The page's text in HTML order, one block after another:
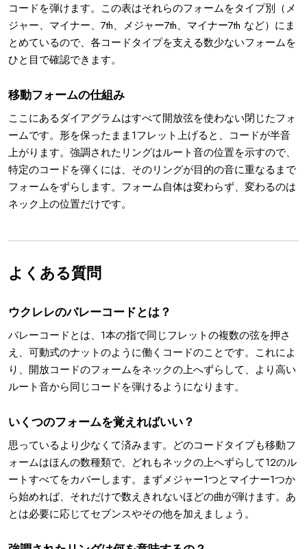
コードを弾けます。この表はそれらのフォームをタイプ別（メ
ジャー、マイナー、7th、メジャー7th、マイナー7th など）にま
とめているので、各コードタイプを支える数少ないフォームを
ひと目で確認できます。
移動フォームの仕組み
ここにあるダイアグラムはすべて開放弦を使わない閉じたフォ
ームです。形を保ったまま1フレット上げると、コードが半音
上がります。強調されたリングはルート音の位置を示すので、
特定のコードを弾くには、そのリングが目的の音に重なるまで
フォームをずらします。フォーム自体は変わらず、変わるのは
ネック上の位置だけです。
よくある質問
ウクレレのバレーコードとは？
バレーコードとは、1本の指で同じフレットの複数の弦を押さ
え、可動式のナットのように働くコードのことです。これによ
り、開放コードのフォームをネックの上へずらして、より高い
ルート音から同じコードを弾けるようになります。
いくつのフォームを覚えればいい？
思っているより少なくて済みます。どのコードタイプも移動フ
ォームはほんの数種類で、どれもネックの上へずらして12のル
ートすべてをカバーします。まずメジャー1つとマイナー1つか
ら始めれば、それだけで数えきれないほどの曲が弾けます。あ
とは必要に応じてセブンスやその他を加えましょう。